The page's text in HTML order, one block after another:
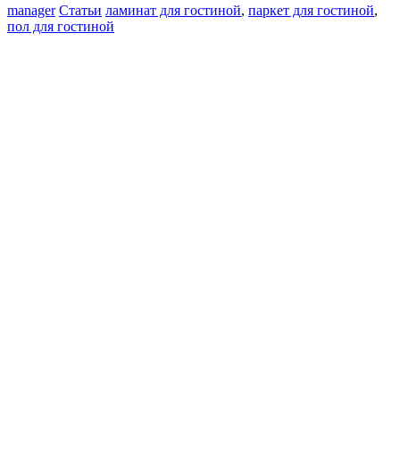
manager Статьи ламинат для гостиной, паркет для гостиной,
пол для гостиной